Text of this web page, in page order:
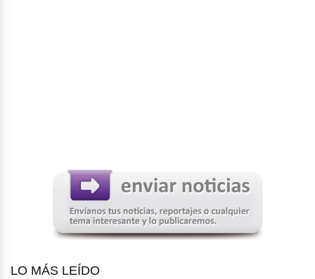
LO MÁS LEÍDO